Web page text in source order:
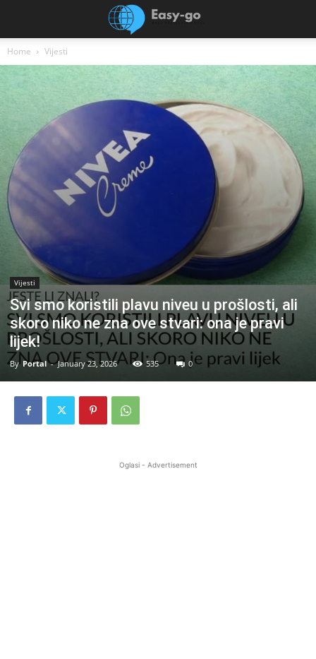
Home Vijesti
Vijesti
Svi smo koristili plavu niveu u prošlosti, ali
skoro niko ne zna ove stvari: ona je pravi
lijek!
By Portal - January 23, 2026 535 0
Oglasi - Advertisement